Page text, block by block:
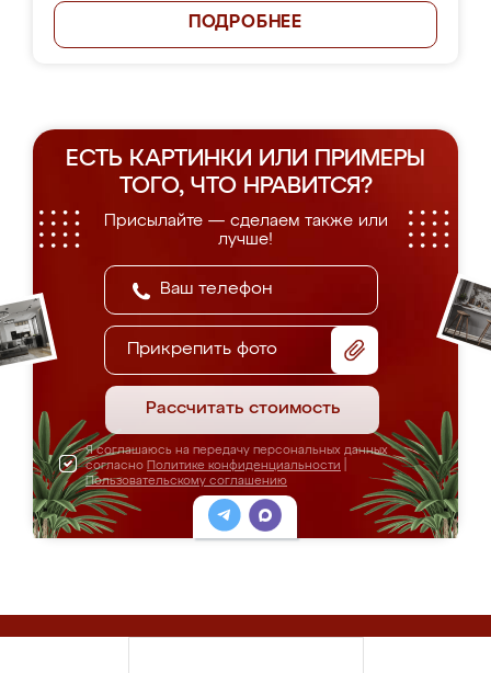
ПОДРОБНЕЕ
ЕСТЬ КАРТИНКИ ИЛИ ПРИМЕРЫ
ТОГО, ЧТО НРАВИТСЯ?
Присылайте — сделаем также или
лучше!
Прикрепить фото
Рассчитать стоимость
Я соглашаюсь на передачу персональных данных
согласно Политике конфиденциальности
Пользовательскому соглашению